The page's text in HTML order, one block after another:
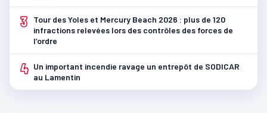
3
Tour des Yoles et Mercury Beach 2026 : plus de 120
infractions relevées lors des contrôles des forces de
l’ordre
4 Un important incendie ravage un entrepôt de SODICAR
au Lamentin